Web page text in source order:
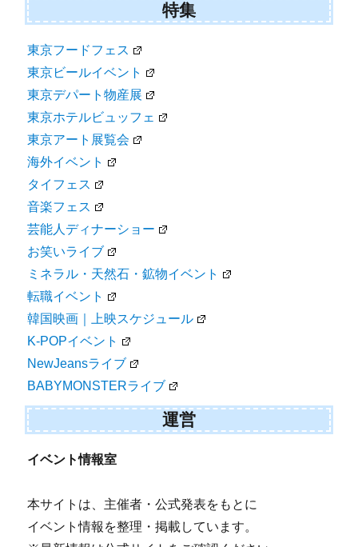
特集
東京フードフェス
東京ビールイベント
東京デパート物産展
東京ホテルビュッフェ
東京アート展覧会
海外イベント
タイフェス
音楽フェス
芸能人ディナーショー
お笑いライブ
ミネラル・天然石・鉱物イベント
転職イベント
韓国映画｜上映スケジュール
K-POPイベント
NewJeansライブ
BABYMONSTERライブ
運営
イベント情報室
本サイトは、主催者・公式発表をもとに
イベント情報を整理・掲載しています。